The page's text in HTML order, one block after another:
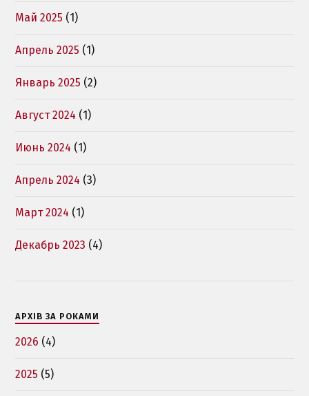
Май 2025 (1)
Апрель 2025 (1)
Январь 2025 (2)
Август 2024 (1)
Июнь 2024 (1)
Апрель 2024 (3)
Март 2024 (1)
Декабрь 2023 (4)
АРХІВ ЗА РОКАМИ
2026 (4)
2025 (5)